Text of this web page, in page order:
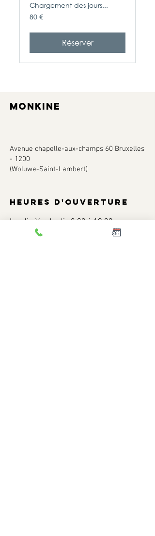
Chargement des jours...
80
euros
80 €
Réserver
MONKINE
Avenue chapelle-aux-champs 60 Bruxelles
- 1200
(Woluwe-Saint-Lambert)
Heures d'ouverture
Lundi - Vendredi : 8:00 à 19:00
Samedi : 10:00 à 12:00